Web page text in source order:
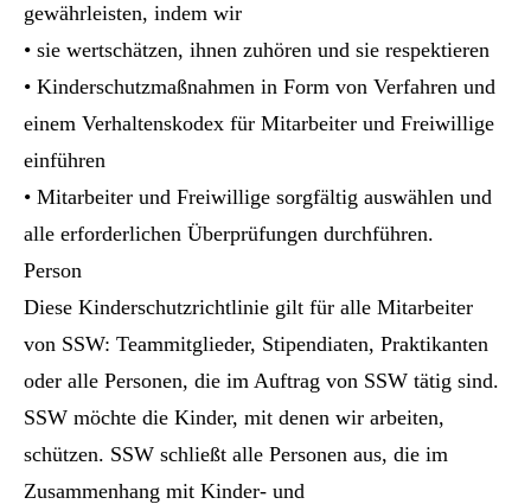
gewährleisten, indem wir
• sie wertschätzen, ihnen zuhören und sie respektieren
• Kinderschutzmaßnahmen in Form von Verfahren und
einem Verhaltenskodex für Mitarbeiter und Freiwillige
einführen
• Mitarbeiter und Freiwillige sorgfältig auswählen und
alle erforderlichen Überprüfungen durchführen.
Person
Diese Kinderschutzrichtlinie gilt für alle Mitarbeiter
von SSW: Teammitglieder, Stipendiaten, Praktikanten
oder alle Personen, die im Auftrag von SSW tätig sind.
SSW möchte die Kinder, mit denen wir arbeiten,
schützen. SSW schließt alle Personen aus, die im
Zusammenhang mit Kinder- und